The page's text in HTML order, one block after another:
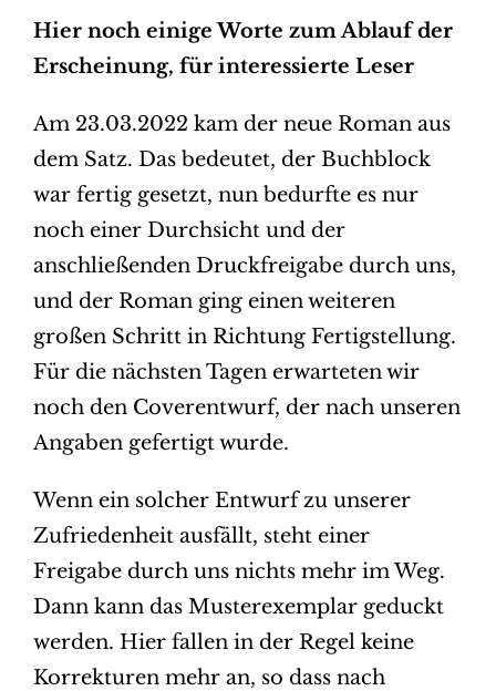
Hier noch einige Worte zum Ablauf der
Erscheinung, für interessierte Leser
Am 23.03.2022 kam der neue Roman aus
dem Satz. Das bedeutet, der Buchblock
war fertig gesetzt, nun bedurfte es nur
noch einer Durchsicht und der
anschließenden Druckfreigabe durch uns,
und der Roman ging einen weiteren
großen Schritt in Richtung Fertigstellung.
Für die nächsten Tagen erwarteten wir
noch den Coverentwurf, der nach unseren
Angaben gefertigt wurde.
Wenn ein solcher Entwurf zu unserer
Zufriedenheit ausfällt, steht einer
Freigabe durch uns nichts mehr im Weg.
Dann kann das Musterexemplar geduckt
werden. Hier fallen in der Regel keine
Korrekturen mehr an, so dass nach